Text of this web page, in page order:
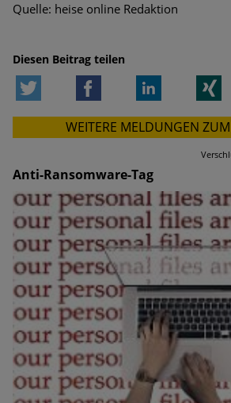
Quelle: heise online Redaktion
Diesen Beitrag teilen
Facebook LinkedIn
WEITERE MELDUNGEN
Anti-Ransomware-Tag